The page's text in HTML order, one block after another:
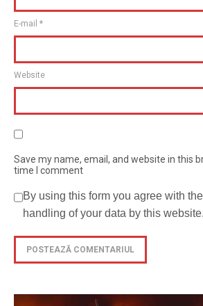
E-mail *
Website
Save my name, email, and website in this
time I comment
By using this form you agree with
handling of your data by this website.